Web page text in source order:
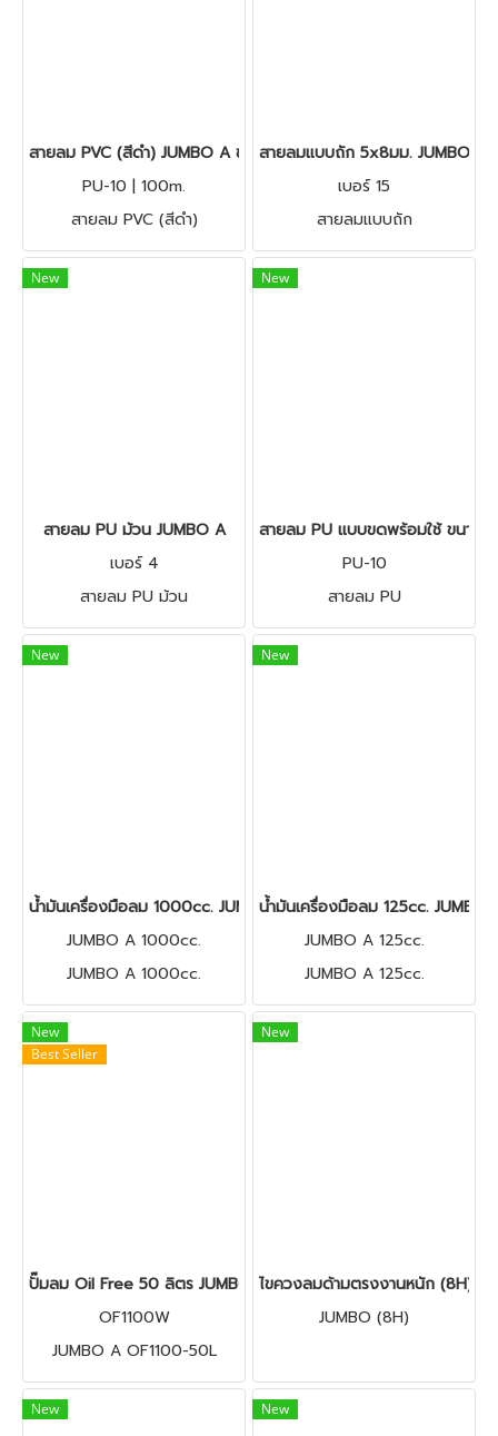
สายลม PVC (สีดำ) JUMBO A ขนาด 100m. ทนต่อแรงบิดได้ดี
PU-10 | 100m.
สายลม PVC (สีดำ)
สายลมแบบถัก 5x8มม. JUMBO
เบอร์ 15
สายลมแบบถัก
New
สายลม PU ม้วน JUMBO A
เบอร์ 4
สายลม PU ม้วน
New
สายลม PU แบบขดพร้อมใช้ ขนาด
PU-10
สายลม PU
New
น้ำมันเครื่องมือลม 1000cc. JUMBO A (แกลลอน)
JUMBO A 1000cc.
JUMBO A 1000cc.
New
น้ำมันเครื่องมือลม 125cc. JUMBO
JUMBO A 125cc.
JUMBO A 125cc.
New
Best Seller
ปั๊มลม Oil Free 50 ลิตร JUMBO OF1100-50L 1100W
OF1100W
JUMBO A OF1100-50L
New
ไขควงลมด้ามตรงงานหนัก (8H)
JUMBO (8H)
New New